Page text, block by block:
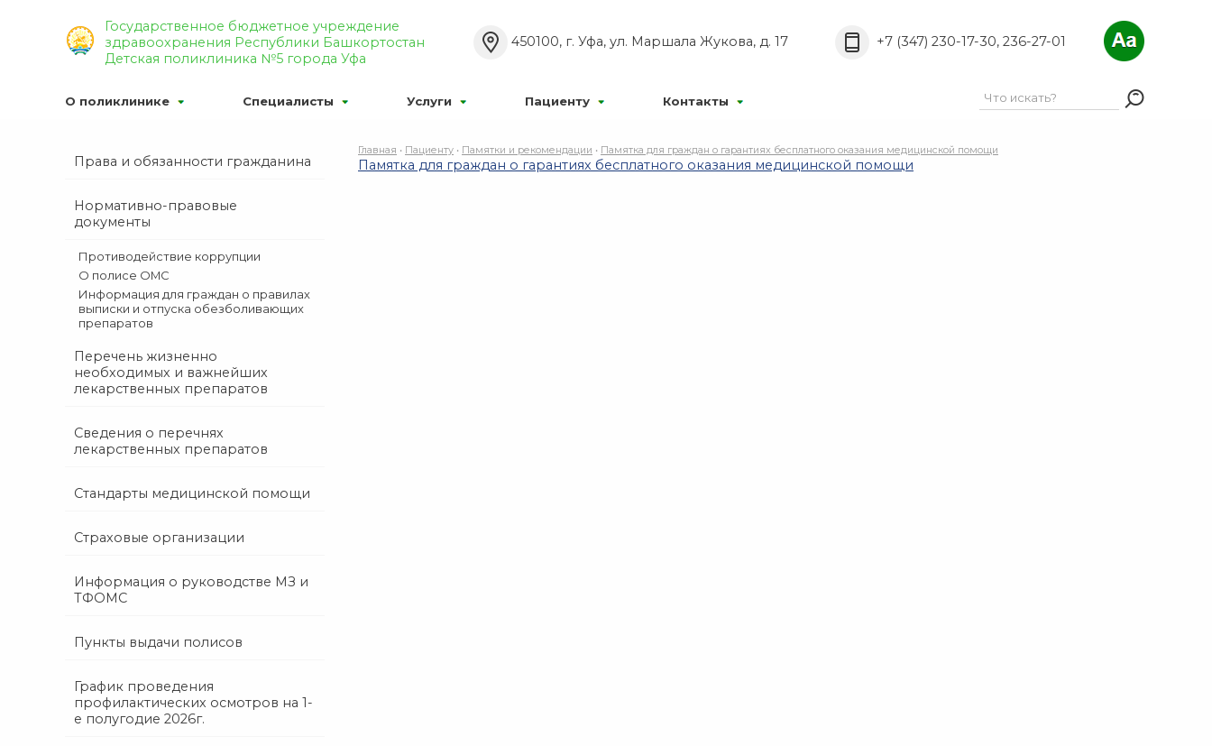
Р’РµСЂСЃРёСЏ РґР»СЏ СЃР»Р°Р±РѕРІРёРґСЏС‰РёС…:
Р¦РІРµС‚РѕРІР°СЏ СЃС…РµРјР°: Р¦ РР·РѕР±СЂР°Р¶РµРЅРёСЏ:Р’С‹РєР»
Государственное бюджетное учреждение
здравоохранения Республики Башкортостан
Детская поликлиника №5 города Уфа
450100, г. Уфа, ул. Маршала Жукова, д. 17 +7 (347) 230-17-30, 236-27-01
О поликлинике Специалисты Услуги Пациенту Контакты
Права и обязанности гражданина
Нормативно-правовые
документы
Противодействие коррупции
O полисе ОМС
Информация для граждан о правилах
выписки и отпуска обезболивающих
препаратов
Перечень жизненно
необходимых и важнейших
лекарственных препаратов
Сведения о перечнях
лекарственных препаратов
Стандарты медицинской помощи
Страховые организации
Информация о руководстве МЗ и
ТФОМС
Пункты выдачи полисов
График проведения
профилактических осмотров на 1-
е полугодие 2026г.
Главная • Пациенту • Памятки и рекомендации • Памятка для граждан о гарантиях бесплатного оказания медицинской помощи
Памятка для граждан о гарантиях бесплатного оказания медицинской помощи